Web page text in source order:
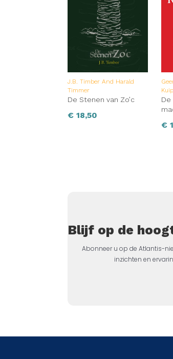
J.B. Timber And Harald
Timmer
De Stenen van Zo’c
€ 18,50
€
Blijf op de
Abonneer u op de Atlantis-
inzichten en